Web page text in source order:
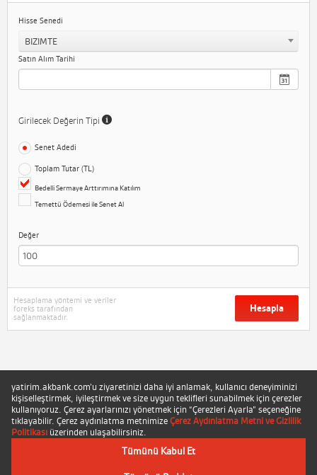
Hisse Senedi
BIZIMTE
Satın Alım Tarihi
Girilecek Değerin Tipi
Senet Adedi
Toplam Tutar (TL)
Bedelli Sermaye Arttırımına Katılım
Temettü Ödemesi ile Senet Al
Değer
Hesaplama yöntemi ve veriler
foreks tarafından
sağlanmaktadır.
Hesapla